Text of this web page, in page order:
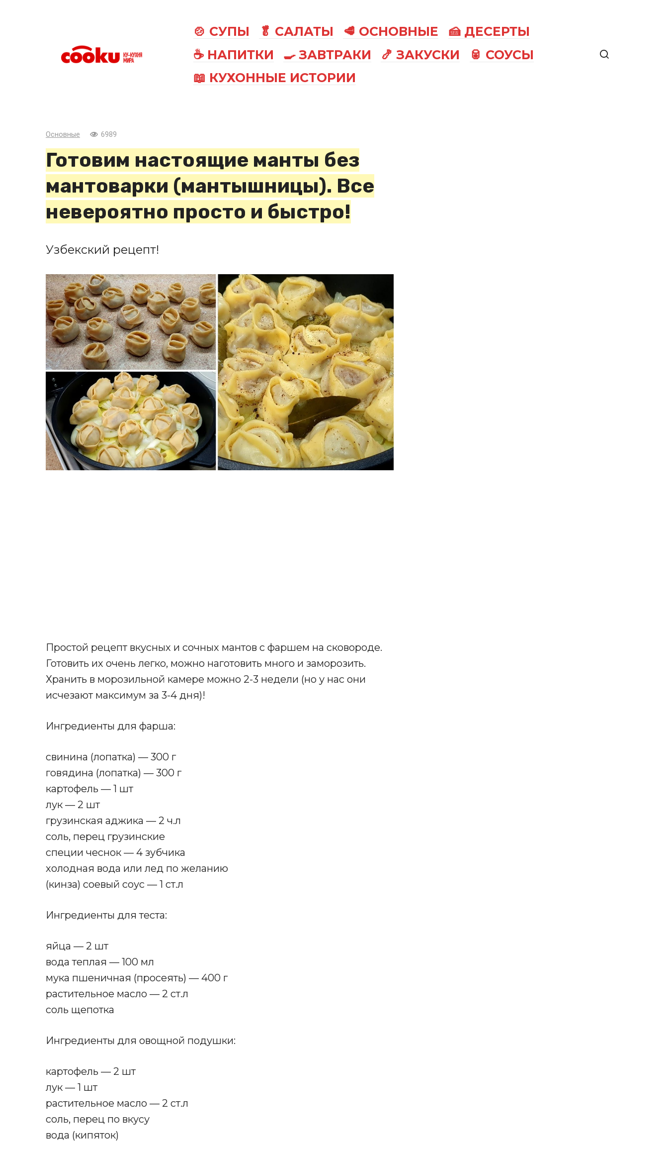
🍲 СУПЫ 🥬 САЛАТЫ 🥩 ОСНОВНЫЕ
🍰 ДЕСЕРТЫ
☕ НАПИТКИ
🍳 ЗАВТРАКИ 🍤 ЗАКУСКИ
🥫 СОУСЫ
📖 КУХОННЫЕ ИСТОРИИ
Основные 6989
Готовим настоящие манты без
мантоварки (мантышницы). Все
невероятно просто и быстро!
Узбекский рецепт!
Простой рецепт вкусных и сочных мантов с фаршем на сковороде.
Готовить их очень легко, можно наготовить много и заморозить.
Хранить в морозильной камере можно 2-3 недели (но у нас они
исчезают максимум за 3-4 дня)!
Ингредиенты для фарша:
свинина (лопатка) — 300 г
говядина (лопатка) — 300 г
картофель — 1 шт
лук — 2 шт
грузинская аджика — 2 ч.л
соль, перец грузинские
специи чеснок — 4 зубчика
холодная вода или лед по желанию
(кинза) соевый соус — 1 ст.л
Ингредиенты для теста:
яйца — 2 шт
вода теплая — 100 мл
мука пшеничная (просеять) — 400 г
растительное масло — 2 ст.л
соль щепотка
Ингредиенты для овощной подушки:
картофель — 2 шт
лук — 1 шт
растительное масло — 2 ст.л
соль, перец по вкусу
вода (кипяток)